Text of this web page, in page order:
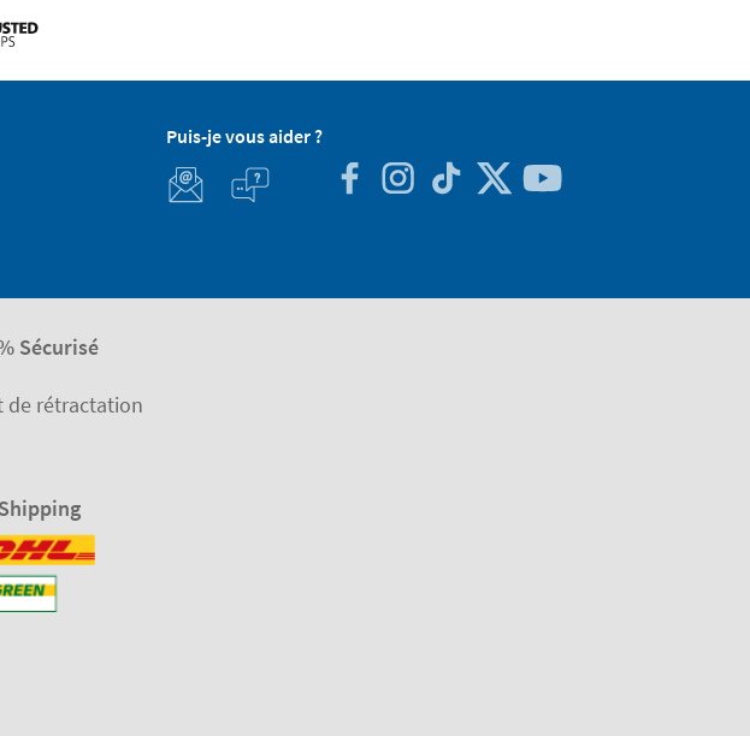
Puis-je vous aider ?
Sécurisé
de rétractation